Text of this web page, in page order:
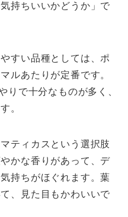
持ちいいかどうか」で
すい品種としては、ポ
ルあたりが定番です。
りで十分なものが多く、
。
ティカスという選択肢
かな香りがあって、デ
持ちがほぐれます。葉
、見た目もかわいいで